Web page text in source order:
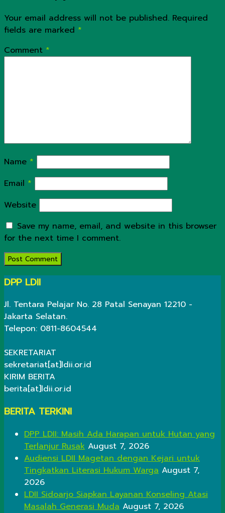
Your email address will not be published. Required
fields are marked *
Comment *
Name *
Email *
Website
Save my name, email, and website in this browser
for the next time I comment.
DPP LDII
Jl. Tentara Pelajar No. 28 Patal Senayan 12210 -
Jakarta Selatan.
Telepon: 0811-8604544
SEKRETARIAT
sekretariat[at]ldii.or.id
KIRIM BERITA
berita[at]ldii.or.id
BERITA TERKINI
DPP LDII: Masih Ada Harapan untuk Hutan yang
Terlanjur Rusak August 7, 2026
Audiensi LDII Magetan dengan Kejari untuk
Tingkatkan Literasi Hukum Warga August 7,
2026
LDII Sidoarjo Siapkan Layanan Konseling Atasi
Masalah Generasi Muda August 7, 2026